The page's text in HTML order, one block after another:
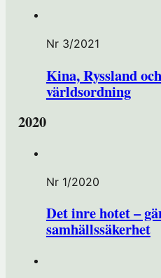
Nr 3/2021
Kina, Ryssland
världsordning
2020
Nr 1/2020
Det inre hotet –
samhällssäkerhet